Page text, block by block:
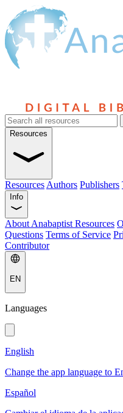
Resources
Resources Authors Publishers
Info
About Anabaptist Resources
Questions Terms of Service
Contributor
EN
Languages
English
Change the app language to
Español